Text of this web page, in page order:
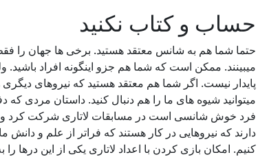
حساب و کتاب نکنید
حتما شما هم به شانس معتقد هستید. برخی ها جهان را
میبینند. ممکن است که شما هم جزو اینگونه افراد
پایدار نیست. اگر شما هم معتقد هستید که نیروهای
میتوانید شیوه های ما را هم دنبال کنید. داستان مردی
فرد خوش شانسی است در مسابقات لاتاری شرکت کرد و
دارند که نیروهایی در کار هستند که فراتر از علم و
کنیم. امکان بازی کردن با اعداد لاتاری یکی از این درها را